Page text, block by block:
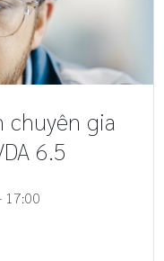
chuyên gia
6.5
17:00